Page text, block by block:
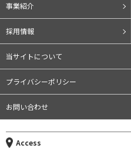
事業紹介
採用情報
当サイトについて
プライバシーポリシー
お問い合わせ
Access